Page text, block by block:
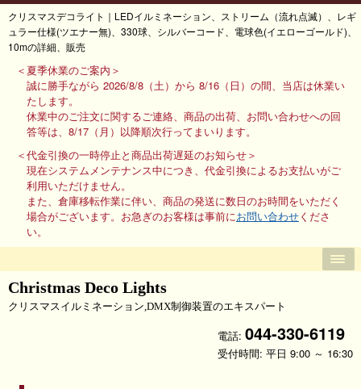
クリスマスデコライト｜LEDイルミネーション、ストリーム（流れ点滅）、レギ
ュラー仕様(ツエナー無)、330球、シルバーコード、電球色(イエローゴールド)、
10mの詳細、販売
＜夏季休業のご案内＞
誠に勝手ながら 2026/8/8（土）から 8/16（日）の間、当店は休業い
たします。
休業中のご注文に関するご連絡、商品の出荷、お問い合わせへの回
答等は、8/17（月）以降順次行ってまいります。
＜代金引換の一時停止と商品出荷遅延のお知らせ＞
現在システムメンテナンス中につき、代金引換によるお支払いがご
利用いただけません。
また、倉庫移転作業に伴い、商品の発送に数日のお時間をいただく
場合がございます。お急ぎのお客様は事前にお問い合わせくださ
い。
Christmas Deco Lights
クリスマスイルミネーション,DMX制御装置のエキスパート
電話: 044-330-6119
受付時間: 平日 9:00 ～ 16:30